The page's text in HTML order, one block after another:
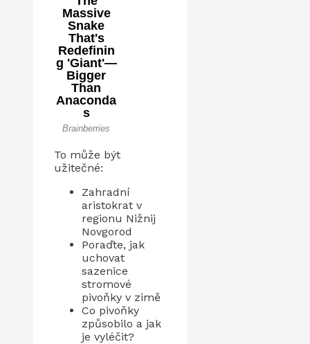
To může být
užitečné:
Zahradní
aristokrat v
regionu Nižnij
Novgorod
Poraďte, jak
uchovat
sazenice
stromové
pivoňky v zimě
Co pivoňky
způsobilo a jak
je vyléčit?